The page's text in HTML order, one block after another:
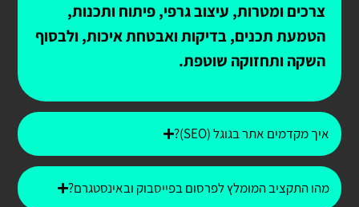
צרכים ומטרות, עיצוב גרפי, פיתוח ותכנות,
הטמעת תכנים, בדיקות ואבטחת איכות, ולבסוף
השקה ותחזוקה שוטפת.
איך מקדמים אתר בגוגל (SEO)?
מהו התקציב המומלץ לפרסום בפייסבוק ובאינסטגרם?